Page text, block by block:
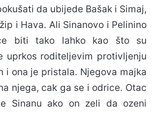
da ubijede Bašak i Simaj,
i Hava. Ali Sinanovo i Pelinino
biti tako lahko kao što su
uprkos roditeljevim protivljenju
i ona je pristala. Njegova majka
njega, cak ga se i odrice. Otac
Sinanu ako on zeli da ozeni